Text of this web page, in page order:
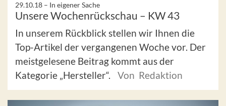
29.10.18 – In eigener Sache
Unsere Wochenrückschau – KW 43
In unserem Rückblick stellen wir Ihnen die
Top-Artikel der vergangenen Woche vor. Der
meistgelesene Beitrag kommt aus der
Kategorie „Hersteller“.
Von Redaktion